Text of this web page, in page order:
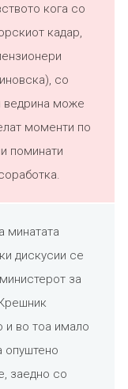
кога со
кадар,
со
ведрина може
моменти по
поминати
минатата
дискусии се
за
и во тоа имало
опуштено
заедно со